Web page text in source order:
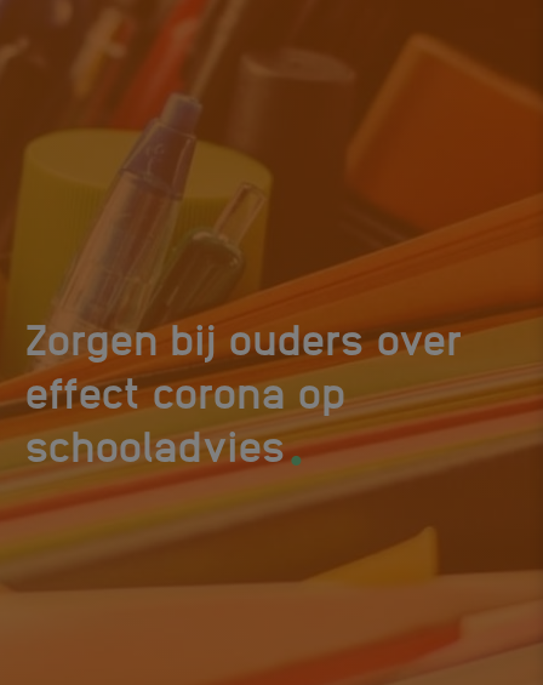
Zorgen bij ouders over
effect corona op
schooladvies.